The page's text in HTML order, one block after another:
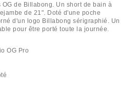
de Billabong. Un short de bain à
de 21". Doté d'une poche
d'un logo Billabong sérigraphié. Un
pour être porté toute la journée.
OG Pro